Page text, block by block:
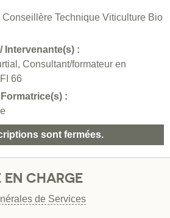
Conseillère Technique Viticulture Bio
Intervenante(s) :
Consultant/formateur en
66
:
sont fermées.
EN CHARGE
de Services